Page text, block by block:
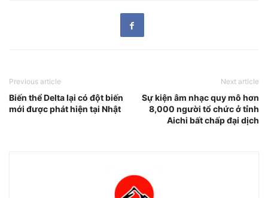
Previous article
Biến thể Delta lại có đột biến
mới được phát hiện tại Nhật
Next article
Sự kiện âm nhạc quy mô hơn
8,000 người tổ chức ở tỉnh
Aichi bất chấp đại dịch